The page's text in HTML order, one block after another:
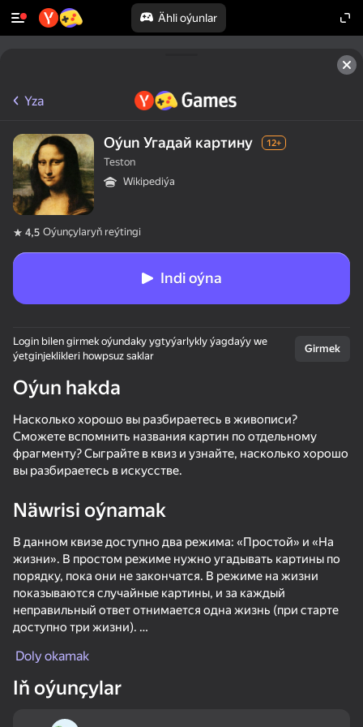
Ähli oýunlar
50+ top oýunlar, olary oýnaýar
34
42
Yza
Oýun Угадай картину 12+
Teston
Wikipediýa
4,5 Oýunçylaryň reýtingi
Indi oýna
Login bilen girmek oýundaky ygtyýarlykly ýagdaýy we
ýetginjeklikleri howpsuz saklar
Girmek
Oýun hakda
Насколько хорошо вы разбираетесь в живописи?
Сможете вспомнить названия картин по отдельному
фрагменту? Сыграйте в квиз и узнайте, насколько хорошо
вы разбираетесь в искусстве.
Näwrisi oýnamak
В данном квизе доступно два режима: «Простой» и «На
жизни». В простом режиме нужно угадывать картины по
порядку, пока они не закончатся. В режиме на жизни
показываются случайные картины, и за каждый
неправильный ответ отнимается одна жизнь (при старте
доступно три жизни).
За 30 монет можно купить подсказку 50 на 50.
Монеты можно получить за правильные ответы и за
прохождение уровней.
Doly okamak
Iň oýunçylar